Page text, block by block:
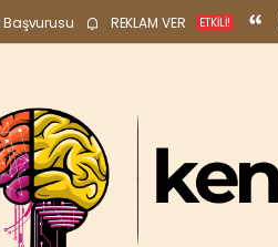
Başvurusu REKLAM VER ETKILI!